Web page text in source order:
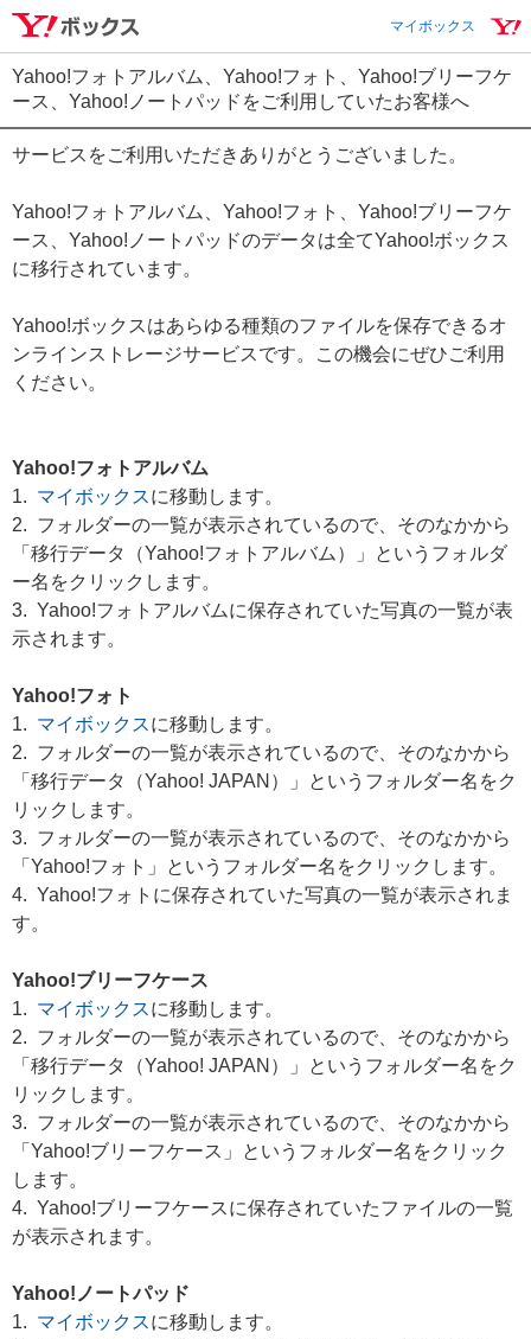
マイボックス
Yahoo!フォトアルバム、Yahoo!フォト、Yahoo!ブリーフケ
ース、Yahoo!ノートパッドをご利用していたお客様へ
サービスをご利用いただきありがとうございました。
Yahoo!フォトアルバム、Yahoo!フォト、Yahoo!ブリーフケ
ース、Yahoo!ノートパッドのデータは全てYahoo!ボックス
に移行されています。
Yahoo!ボックスはあらゆる種類のファイルを保存できるオ
ンラインストレージサービスです。この機会にぜひご利用
ください。
Yahoo!フォトアルバム
1. マイボックスに移動します。
2. フォルダーの一覧が表示されているので、そのなかから
「移行データ（Yahoo!フォトアルバム）」というフォルダ
ー名をクリックします。
3. Yahoo!フォトアルバムに保存されていた写真の一覧が表
示されます。
Yahoo!フォト
1. マイボックスに移動します。
2. フォルダーの一覧が表示されているので、そのなかから
「移行データ（Yahoo! JAPAN）」というフォルダー名をク
リックします。
3. フォルダーの一覧が表示されているので、そのなかから
「Yahoo!フォト」というフォルダー名をクリックします。
4. Yahoo!フォトに保存されていた写真の一覧が表示されま
す。
Yahoo!ブリーフケース
1. マイボックスに移動します。
2. フォルダーの一覧が表示されているので、そのなかから
「移行データ（Yahoo! JAPAN）」というフォルダー名をク
リックします。
3. フォルダーの一覧が表示されているので、そのなかから
「Yahoo!ブリーフケース」というフォルダー名をクリック
します。
4. Yahoo!ブリーフケースに保存されていたファイルの一覧
が表示されます。
Yahoo!ノートパッド
1. マイボックスに移動します。